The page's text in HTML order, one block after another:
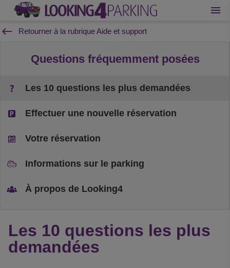
Retourner à la rubrique Aide et support
Questions fréquemment posées
Les 10 questions les plus demandées
Effectuer une nouvelle réservation
Votre réservation
Informations sur le parking
À propos de Looking4
Les 10 questions les plus
demandées